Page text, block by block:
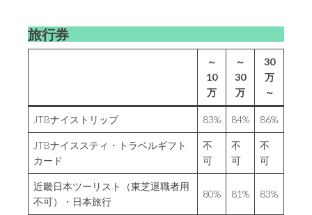
旅行券
～
10
万
～
30
万
30
万
～
JTBナイストリップ 83% 84% 86%
JTBナイススティ・トラベルギフト
カード
不
可
不
可
不
可
近畿日本ツーリスト（東芝退職者用
不可）・日本旅行
80% 81% 83%